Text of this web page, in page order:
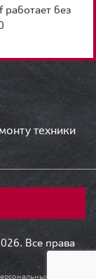
без
техники
Все права
данных